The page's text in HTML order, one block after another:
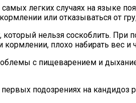
легких случаях на языке
или отказываться от
нельзя соскоблить. При
плохо набирать вес и
с пищеварением и
подозрениях на кандидоз